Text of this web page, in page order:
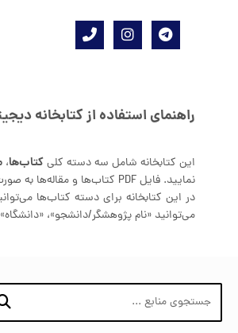
راهنمای استفاده از کتابخانه
این کتابخانه شامل سه دسته کلیکتاب‌ها،
نمایید. فایل PDF کتاب‌ها و مقاله‌ها به صورت کامل قابل دانلود است. در مورد پایان‌نامه‌ها صرفا فایل PDF چکیده در دسترس و قابل دانلود است.
در این کتابخانه برای دسته کتاب‌ها
می‌توانید «نام پژوهشگر/دانشجو»،